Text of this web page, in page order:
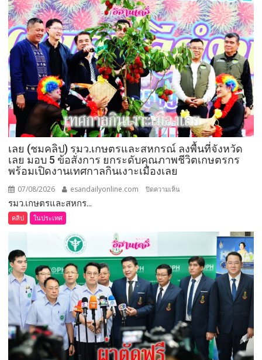
264
กำนัน
ผู้ใหญ่
บ้าน
ยอด
เยี่ยม
มอบ
แหนบ
ทองคำ
“รางวัล
เกียรติยศ
แห่ง
การ
เลย (ชมคลิป) รมว.เกษตรและสหกรณ์ ลงพื้นที่จังหวัด
เลย มอบ 5 ข้อสั่งการ ยกระดับคุณภาพชีวิตเกษตรกร
พร้อมเปิดงานเทศกาลกินเงาะเมืองเลย
07/08/2026 esandailyonline.com ปิดความเห็น
สหกรณ์
ลงพื้น
ที่
จังหวัด
เลย
มอบ
5
รมว.เกษตรและสหกร...
คลิป ในประเทศ